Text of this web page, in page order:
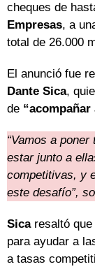
cheques de
Empresas, a
total de 26.000
El anunció fue
Dante Sica,
de “acompañar
“Vamos a
estar junto a
competitivas, y
este desafío”,
Sicaresaltó que
para ayudar a
a tasas